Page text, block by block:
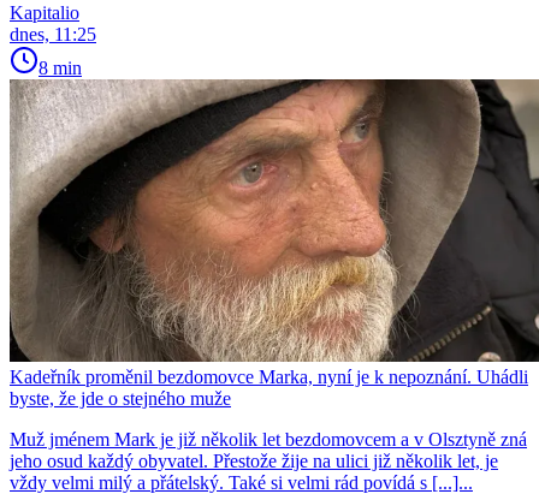
Kapitalio
dnes, 11:25
8 min
Kadeřník proměnil bezdomovce Marka, nyní je k nepoznání. Uhádli
byste, že jde o stejného muže
Muž jménem Mark je již několik let bezdomovcem a v Olsztyně zná
jeho osud každý obyvatel. Přestože žije na ulici již několik let, je
vždy velmi milý a přátelský. Také si velmi rád povídá s [...]...